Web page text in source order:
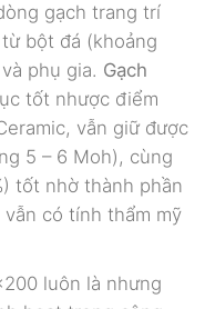
gạch trang trí
bột đá (khoảng
phụ gia. Gạch
tốt nhược điểm
vẫn giữ được
5 – 6 Moh), cùng
tốt nhờ thành phần
có tính thẩm mỹ
luôn là nhưng